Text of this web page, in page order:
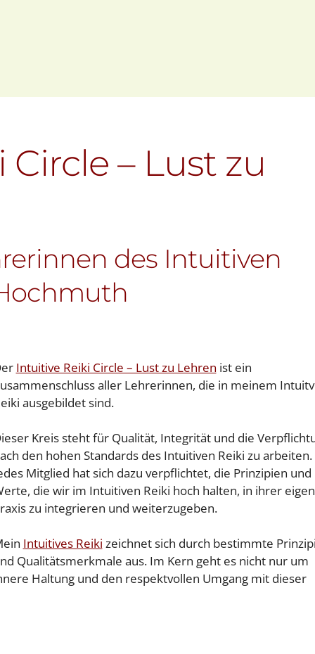
– Lust zu
des Intuitiven
Intuitive Reiki Circle – Lust zu Lehren ist ein
aller Lehrerinnen, die in meinem
ausgebildet sind.
Kreis steht für Qualität, Integrität und die
den hohen Standards des Intuitiven Reiki zu arbeiten.
Mitglied hat sich dazu verpflichtet, die Prinzipien und
die wir im Intuitiven Reiki hoch halten, in ihrer
zu integrieren und weiterzugeben.
Intuitives Reiki zeichnet sich durch bestimmte
Qualitätsmerkmale aus. Im Kern geht es nicht nur um
Haltung und den respektvollen Umgang mit dieser